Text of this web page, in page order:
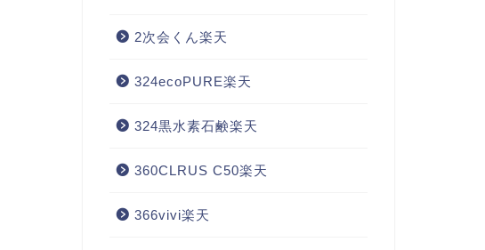
2次会くん楽天
324ecoPURE楽天
324黒水素石鹸楽天
360CLRUS C50楽天
366vivi楽天